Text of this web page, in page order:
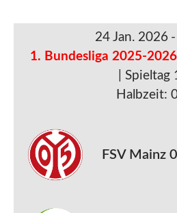
24 Jan. 2026 -
1. Bundesliga 2025-
| Spieltag
Halbzeit:
FSV Mainz